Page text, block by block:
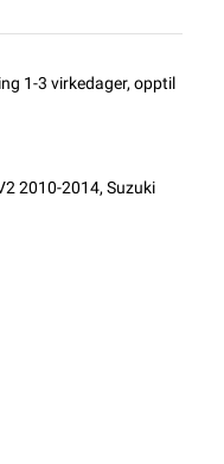
1-3 virkedager, opptil
2010-2014, Suzuki